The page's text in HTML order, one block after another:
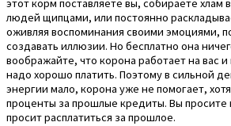
этот корм поставляете вы, собираете хлам
людей щипцами, или постоянно
оживляя воспоминания своими эмоциями,
создавать иллюзии. Но бесплатно она
воображайте, что корона работает на вас и
надо хорошо платить. Поэтому в сильной
энергии мало, корона уже не помогает,
проценты за прошлые кредиты. Вы просите
просит расплатиться за прошлое.